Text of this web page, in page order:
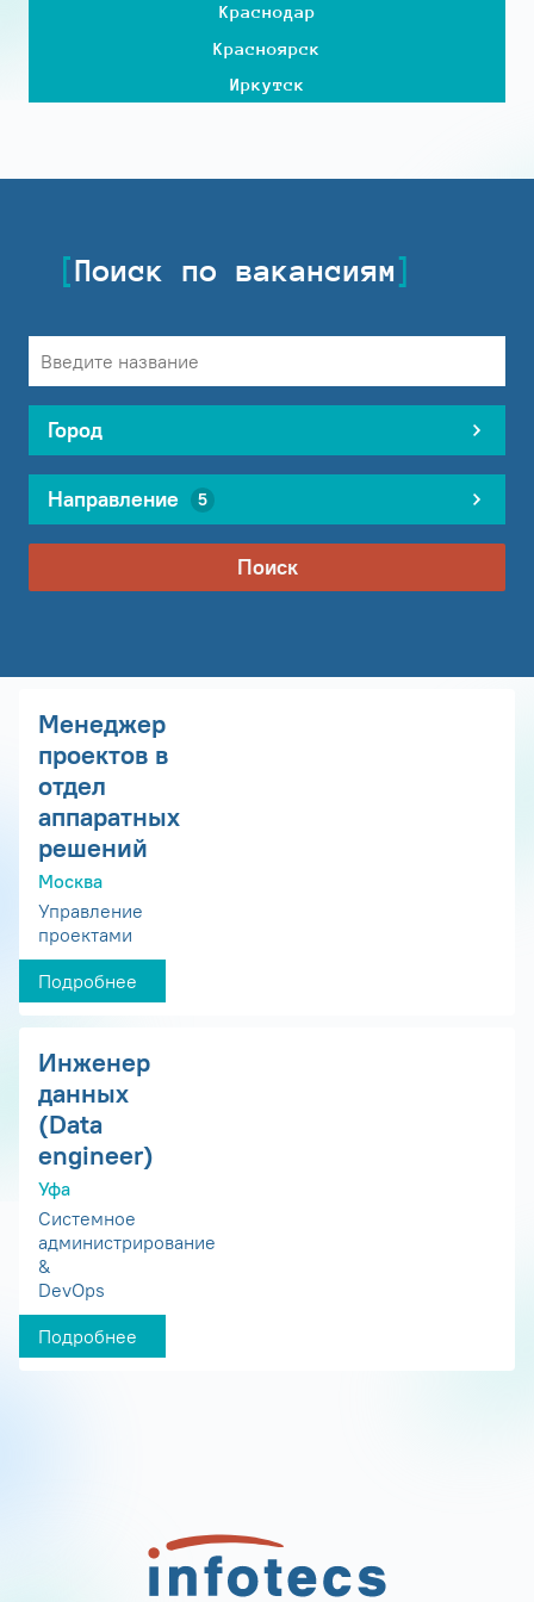
Краснодар
Красноярск
Иркутск
Поиск по вакансиям
Город
Направление 5
Поиск
Менеджер
проектов в
отдел
аппаратных
решений
Москва
Управление
проектами
Подробнее
Инженер
данных
(Data
engineer)
Уфа
Системное
администрирование
&
DevOps
Подробнее